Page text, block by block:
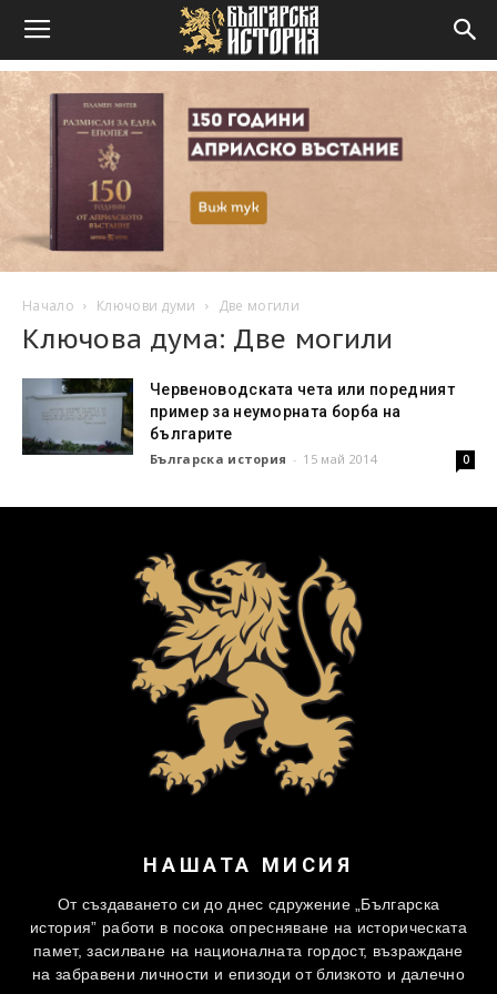
Начало Ключови думи Две могили
Ключова дума: Две могили
Червеноводската чета или поредният
пример за неуморната борба на
българите
Българска история - 15 май 2014 0
НАШАТА МИСИЯ
От създаването си до днес сдружение „Българска
история” работи в посока опресняване на историческата
памет, засилване на националната гордост, възраждане
на забравени личности и епизоди от близкото и далечно